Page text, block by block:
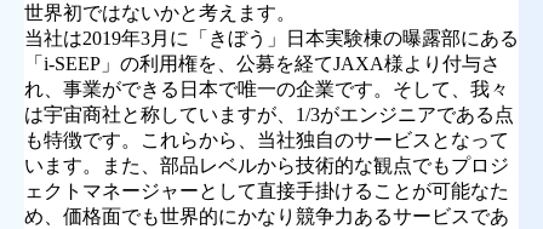
世界初ではないかと考えます。
当社は2019年3月に「きぼう」日本実験棟の曝露部にある
「i-SEEP」の利用権を、公募を経てJAXA様より付与さ
れ、事業ができる日本で唯一の企業です。そして、我々
は宇宙商社と称していますが、1/3がエンジニアである点
も特徴です。これらから、当社独自のサービスとなって
います。また、部品レベルから技術的な観点でもプロジ
ェクトマネージャーとして直接手掛けることが可能なた
め、価格面でも世界的にかなり競争力あるサービスであ